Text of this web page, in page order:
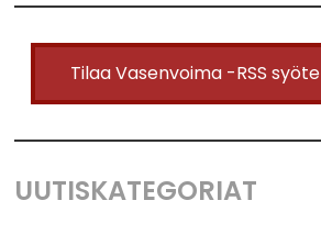
Tilaa Vasenvoima -RSS syöte
UUTISKATEGORIAT